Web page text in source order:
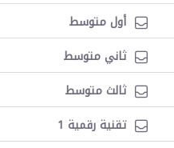
أول متوسط
ثاني متوسط
ثالث متوسط
تقنية رقمية 1